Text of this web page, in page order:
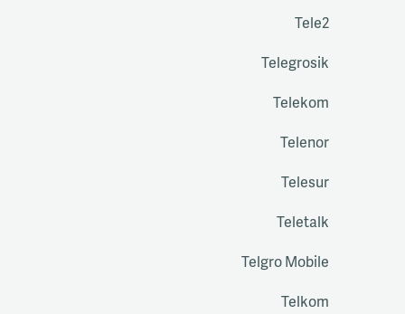
Tele2
Telegrosik
Telekom
Telenor
Telesur
Teletalk
Telgro Mobile
Telkom